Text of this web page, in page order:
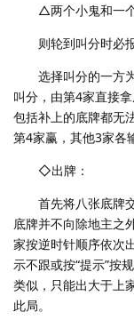
△两个小鬼和一
则轮到叫分时必报
选择叫分的一方为
叫分，由第4家直接
包括补上的底牌都无
第4家赢，其他3家各
◇出牌：
首先将八张底牌交
底牌并不向除地主之
家按逆时针顺序依次
示不跟或按“提示”按
类似，只能出大于上
此局。